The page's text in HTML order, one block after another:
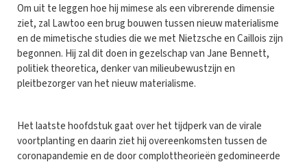
Om uit te leggen hoe hij mimese als een vibrerende dimensie
ziet, zal Lawtoo een brug bouwen tussen nieuw materialisme
en de mimetische studies die we met Nietzsche en Caillois zijn
begonnen. Hij zal dit doen in gezelschap van Jane Bennett,
politiek theoretica, denker van milieubewustzijn en
pleitbezorger van het nieuw materialisme.
Het laatste hoofdstuk gaat over het tijdperk van de virale
voortplanting en daarin ziet hij overeenkomsten tussen de
coronapandemie en de door complottheorieën gedomineerde